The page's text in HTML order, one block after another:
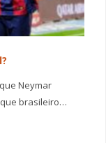
Neymar
brasileiro…